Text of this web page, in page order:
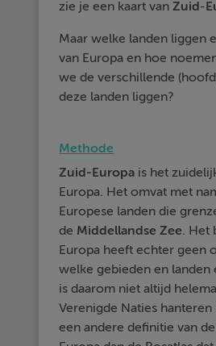
zie je een kaart vanZuid -
Maar welke landen liggen
van Europa en hoe
we de verschillende
deze landen liggen?
Methode
Zuid-Europa is het
Europa. Het omvat met
Europese landen die
de Middellandse Zee. Het
Europa heeft echter geen
welke gebieden en
is daarom niet altijd
Verenigde Naties
een andere definitie van